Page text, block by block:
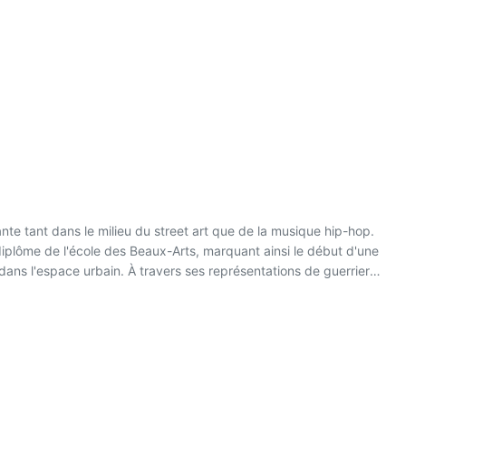
tant dans le milieu du street art que de la musique hip-hop.
de l'école des Beaux-Arts, marquant ainsi le début d'une
l'espace urbain. À travers ses représentations de guerriers
ni le monde ne peuvent être pleinement appropriés.
messages universels.